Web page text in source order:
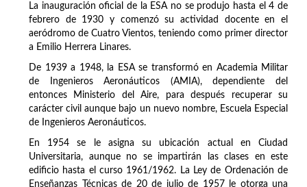
La inauguración oficial de la ESA no se produjo hasta el 4 de
febrero de 1930 y comenzó su actividad docente en el
aeródromo de Cuatro Vientos, teniendo como primer director
a Emilio Herrera Linares.
De 1939 a 1948, la ESA se transformó en Academia Militar
de Ingenieros Aeronáuticos (AMIA), dependiente del
entonces Ministerio del Aire, para después recuperar su
carácter civil aunque bajo un nuevo nombre, Escuela Especial
de Ingenieros Aeronáuticos.
En 1954 se le asigna su ubicación actual en Ciudad
Universitaria, aunque no se impartirán las clases en este
edificio hasta el curso 1961/1962. La Ley de Ordenación de
Enseñanzas Técnicas de 20 de julio de 1957 le otorga una